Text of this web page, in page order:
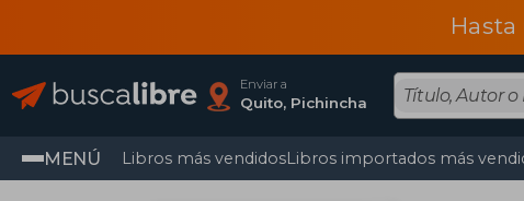
Enviar a
Quito, Pichincha
MENÚ Libros más vendidosLibros importados más